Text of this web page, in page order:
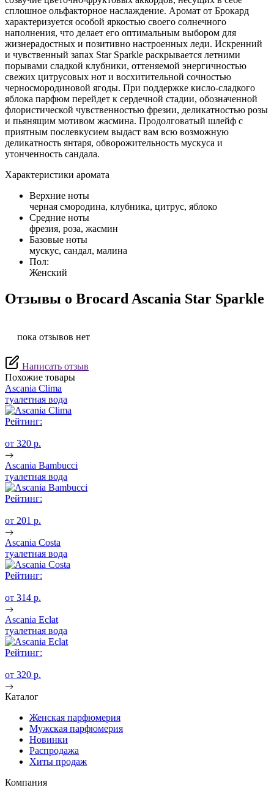
сплошное ольфакторное наслаждение. Аромат от Брокард
характеризуется особой яркостью своего солнечного
наполнения, что делает его оптимальным выбором для
жизнерадостных и позитивно настроенных леди. Искренний
и чувственный запах Star Sparkle раскрывается летними
порывами сладкой клубники, оттеняемой энергичностью
свежих цитрусовых нот и восхитительной сочностью
черносмородиновой ягоды. При поддержке кисло-сладкого
яблока парфюм перейдет к сердечной стадии, обозначенной
флористической чувственностью фрезии, деликатностью розы
и пьянящим мотивом жасмина. Продолговатый шлейф с
приятным послевкусием выдаст вам всю возможную
деликатность янтаря, обворожительность мускуса и
утонченность сандала.
Характеристики аромата
Верхние ноты
черная смородина, клубника, цитрус, яблоко
Средние ноты
фрезия, роза, жасмин
Базовые ноты
мускус, сандал, малина
Пол:
Женский
Отзывы о Brocard Ascania Star Sparkle
пока отзывов нет
Написать отзыв
Похожие товары
Ascania Clima
туалетная вода
Рейтинг:
от 320 p.
Ascania Bambucci
туалетная вода
Рейтинг:
от 201 p.
Ascania Costa
туалетная вода
Рейтинг:
от 314 p.
Ascania Eclat
туалетная вода
Рейтинг:
от 320 p.
Каталог
Женская парфюмерия
Мужская парфюмерия
Новинки
Распродажа
Хиты продаж
Компания